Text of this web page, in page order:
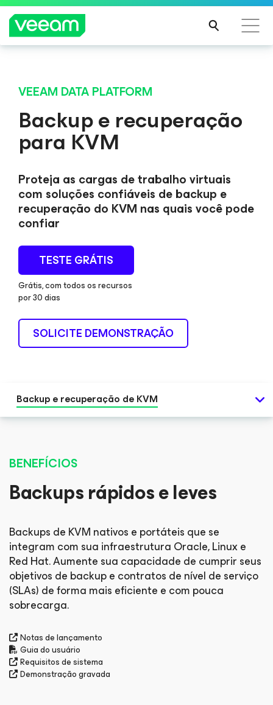
pela atualização de conteúdo da CrowdStrike
MAIS
pela atualização de conteúdo da CrowdStrike
MAIS
VEEAM DATA PLATFORM
Backup e recuperação
para KVM
Proteja as cargas de trabalho virtuais
com soluções confiáveis de backup e
recuperação do KVM nas quais você pode
confiar
TESTE GRÁTIS
Grátis, com todos os recursos
por 30 dias
SOLICITE DEMONSTRAÇÃO
Backup e recuperação de KVM
BENEFÍCIOS
Backups rápidos e leves
Backups de KVM nativos e portáteis que se
integram com sua infraestrutura Oracle, Linux e
Red Hat. Aumente sua capacidade de cumprir seus
objetivos de backup e contratos de nível de serviço
(SLAs) de forma mais eficiente e com pouca
sobrecarga.
Notas de lançamento
Guia do usuário
Requisitos de sistema
Demonstração gravada